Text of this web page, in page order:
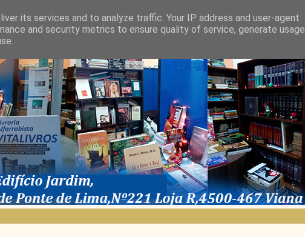
its services and to analyze traffic. Your IP address and user-agent
and security metrics to ensure quality of service, generate usage